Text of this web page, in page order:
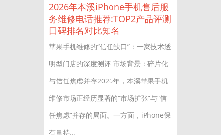
2026年本溪iPhone手机售后服
务维修电话推荐:TOP2产品评测
口碑排名对比知名
苹果手机维修的“信任缺口”：一家技术透
明型门店的深度测评 市场背景：碎片化
与信任焦虑并存2026年，本溪苹果手机
维修市场正经历显著的“市场扩张”与“信
任焦虑”并存的局面。一方面，iPhone保
有量持...